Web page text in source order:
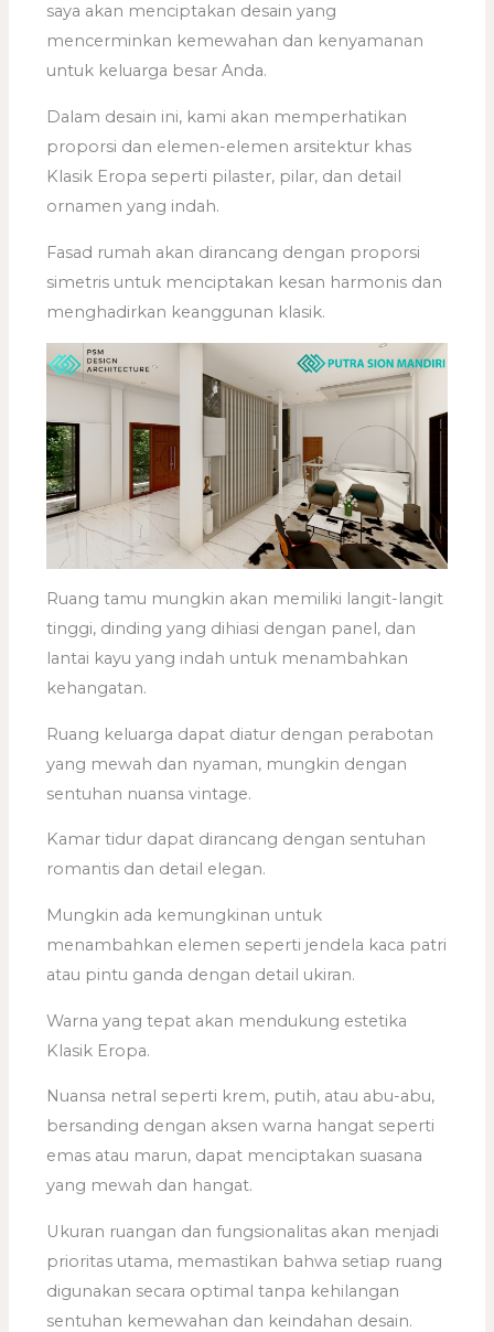
saya akan menciptakan desain yang
mencerminkan kemewahan dan kenyamanan
untuk keluarga besar Anda.
Dalam desain ini, kami akan memperhatikan
proporsi dan elemen-elemen arsitektur khas
Klasik Eropa seperti pilaster, pilar, dan detail
ornamen yang indah.
Fasad rumah akan dirancang dengan proporsi
simetris untuk menciptakan kesan harmonis dan
menghadirkan keanggunan klasik.
Ruang tamu mungkin akan memiliki langit-langit
tinggi, dinding yang dihiasi dengan panel, dan
lantai kayu yang indah untuk menambahkan
kehangatan.
Ruang keluarga dapat diatur dengan perabotan
yang mewah dan nyaman, mungkin dengan
sentuhan nuansa vintage.
Kamar tidur dapat dirancang dengan sentuhan
romantis dan detail elegan.
Mungkin ada kemungkinan untuk
menambahkan elemen seperti jendela kaca patri
atau pintu ganda dengan detail ukiran.
Warna yang tepat akan mendukung estetika
Klasik Eropa.
Nuansa netral seperti krem, putih, atau abu-abu,
bersanding dengan aksen warna hangat seperti
emas atau marun, dapat menciptakan suasana
yang mewah dan hangat.
Ukuran ruangan dan fungsionalitas akan menjadi
prioritas utama, memastikan bahwa setiap ruang
digunakan secara optimal tanpa kehilangan
sentuhan kemewahan dan keindahan desain.